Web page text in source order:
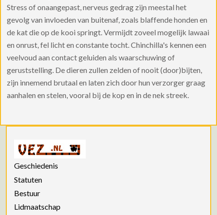
Stress of onaangepast, nerveus gedrag zijn meestal het
gevolg van invloeden van buitenaf, zoals blaffende honden en
de kat die op de kooi springt. Vermijdt zoveel mogelijk lawaai
en onrust, fel licht en constante tocht. Chinchilla's kennen een
veelvoud aan contact geluiden als waarschuwing of
geruststelling. De dieren zullen zelden of nooit (door)bijten,
zijn innemend brutaal en laten zich door hun verzorger graag
aanhalen en stelen, vooral bij de kop en in de nek streek.
Geschiedenis
Statuten
Bestuur
Lidmaatschap